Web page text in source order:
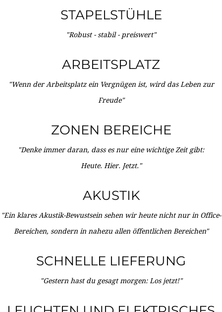
STAPELSTÜHLE
"Robust - stabil - preiswert"
ARBEITSPLATZ
"Wenn der Arbeitsplatz ein Vergnügen ist, wird das Leben zur
Freude"
ZONEN BEREICHE
"Denke immer daran, dass es nur eine wichtige Zeit gibt:
Heute. Hier. Jetzt."
AKUSTIK
"Ein klares Akustik-Bewustsein sehen wir heute nicht nur in Office-
Bereichen, sondern in nahezu allen öffentlichen Bereichen"
SCHNELLE LIEFERUNG
"Gestern hast du gesagt morgen: Los jetzt!"